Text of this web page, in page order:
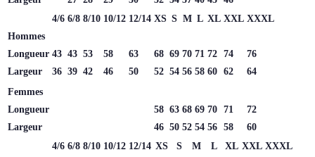
4/6 6/8 8/10 10/12 12/14 XS S M L XL XXL XXXL
Hommes
Longueur 43 43 53 58 63 68 69 70 71 72 74
76
Largeur
36 39 42 46 50 52 54 56 58 60 62
64
Femmes
Longueur
58 63 68 69 70 71
72
Largeur
46 50 52 54 56 58
60
4/6 6/8 8/10 10/12 12/14 XS S M L XL XXL XXXL